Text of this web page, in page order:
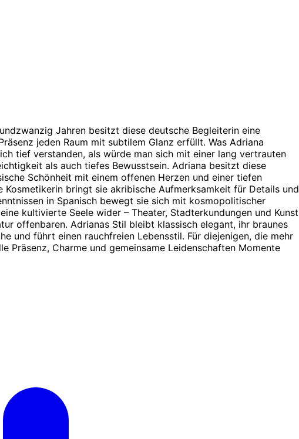
Jahren besitzt diese deutsche Begleiterin eine
jeden Raum mit subtilem Glanz erfüllt. Was Adriana
tief verstanden, als würde man sich mit einer lang vertrauten
als auch tiefes Bewusstsein. Adriana besitzt diese
Schönheit mit einem offenen Herzen und einer tiefen
bringt sie akribische Aufmerksamkeit für Details und
in Spanisch bewegt sie sich mit kosmopolitischer
kultivierte Seele wider – Theater, Stadterkundungen und Kunst
offenbaren. Adrianas Stil bleibt klassisch elegant, ihr braunes
und führt einen rauchfreien Lebensstil. Für diejenigen, die mehr
Charme und gemeinsame Leidenschaften Momente